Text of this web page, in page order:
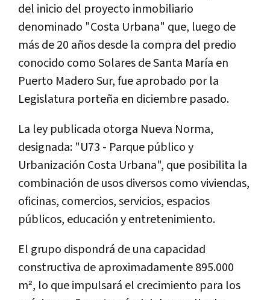
del inicio del proyecto inmobiliario
denominado "Costa Urbana" que, luego de
más de 20 años desde la compra del predio
conocido como Solares de Santa María en
Puerto Madero Sur, fue aprobado por la
Legislatura porteña en diciembre pasado.
La ley publicada otorga Nueva Norma,
designada: "U73 - Parque público y
Urbanización Costa Urbana", que posibilita la
combinación de usos diversos como viviendas,
oficinas, comercios, servicios, espacios
públicos, educación y entretenimiento.
El grupo dispondrá de una capacidad
constructiva de aproximadamente 895.000
m², lo que impulsará el crecimiento para los